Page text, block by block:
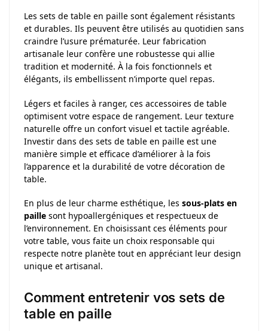
Les sets de table en paille sont également résistants
et durables. Ils peuvent être utilisés au quotidien sans
craindre l’usure prématurée. Leur fabrication
artisanale leur confère une robustesse qui allie
tradition et modernité. À la fois fonctionnels et
élégants, ils embellissent n’importe quel repas.
Légers et faciles à ranger, ces accessoires de table
optimisent votre espace de rangement. Leur texture
naturelle offre un confort visuel et tactile agréable.
Investir dans des sets de table en paille est une
manière simple et efficace d’améliorer à la fois
l’apparence et la durabilité de votre décoration de
table.
En plus de leur charme esthétique, les sous-plats en
paille sont hypoallergéniques et respectueux de
l’environnement. En choisissant ces éléments pour
votre table, vous faite un choix responsable qui
respecte notre planète tout en appréciant leur design
unique et artisanal.
Comment entretenir vos sets de
table en paille